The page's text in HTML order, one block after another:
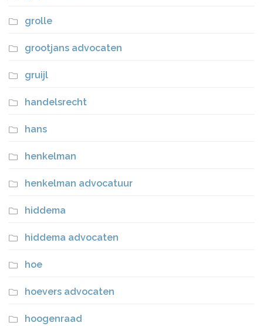
grolle
grootjans advocaten
gruijl
handelsrecht
hans
henkelman
henkelman advocatuur
hiddema
hiddema advocaten
hoe
hoevers advocaten
hoogenraad